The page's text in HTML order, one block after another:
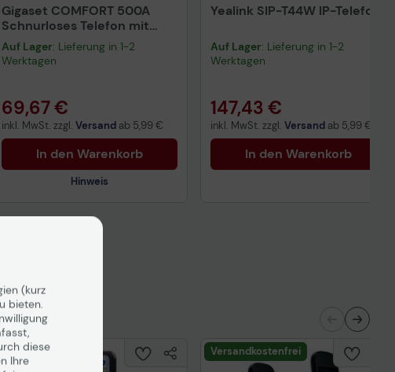
Gigaset COMFORT 500A
Schnurloses Telefon mit
Anrufbeantworter, schwarz-
silber
Auf Lager: Lieferung in 1-2
Werktagen
69,67 €
inkl. MwSt. zzgl. Versand ab 5,99 €
In den Warenkorb
Hinweis
Datenverordnung
Yealink SIP-T44W IP-Telefon
Auf Lager: Lieferung in 1-2
Werktagen
147,43 €
inkl. MwSt. zzgl. Versand ab 5,99 €
In den Warenkorb
Versandkostenfrei
(kurz
bieten.
diese
Ihre